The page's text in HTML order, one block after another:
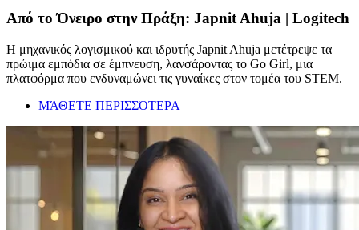
Από το Όνειρο στην Πράξη: Japnit Ahuja | Logitech
Η μηχανικός λογισμικού και ιδρυτής Japnit Ahuja μετέτρεψε τα
πρώιμα εμπόδια σε έμπνευση, λανσάροντας το Go Girl, μια
πλατφόρμα που ενδυναμώνει τις γυναίκες στον τομέα του STEM.
ΜΆΘΕΤΕ ΠΕΡΙΣΣΌΤΕΡΑ